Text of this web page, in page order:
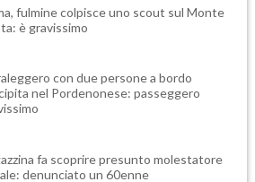
fulmine colpisce uno scout sul Monte
è gravissimo
con due persone a bordo
nel Pordenonese: passeggero
fa scoprire presunto molestatore
denunciato un 60enne